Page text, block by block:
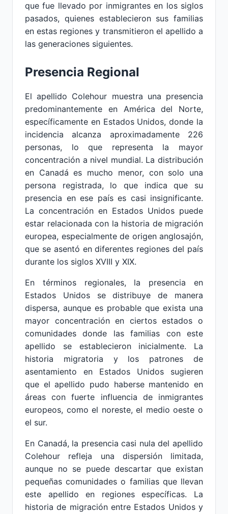
que fue llevado por inmigrantes en los siglos
pasados, quienes establecieron sus familias
en estas regiones y transmitieron el apellido a
las generaciones siguientes.
Presencia Regional
El apellido Colehour muestra una presencia
predominantemente en América del Norte,
específicamente en Estados Unidos, donde la
incidencia alcanza aproximadamente 226
personas, lo que representa la mayor
concentración a nivel mundial. La distribución
en Canadá es mucho menor, con solo una
persona registrada, lo que indica que su
presencia en ese país es casi insignificante.
La concentración en Estados Unidos puede
estar relacionada con la historia de migración
europea, especialmente de origen anglosajón,
que se asentó en diferentes regiones del país
durante los siglos XVIII y XIX.
En términos regionales, la presencia en
Estados Unidos se distribuye de manera
dispersa, aunque es probable que exista una
mayor concentración en ciertos estados o
comunidades donde las familias con este
apellido se establecieron inicialmente. La
historia migratoria y los patrones de
asentamiento en Estados Unidos sugieren
que el apellido pudo haberse mantenido en
áreas con fuerte influencia de inmigrantes
europeos, como el noreste, el medio oeste o
el sur.
En Canadá, la presencia casi nula del apellido
Colehour refleja una dispersión limitada,
aunque no se puede descartar que existan
pequeñas comunidades o familias que llevan
este apellido en regiones específicas. La
historia de migración entre Estados Unidos y